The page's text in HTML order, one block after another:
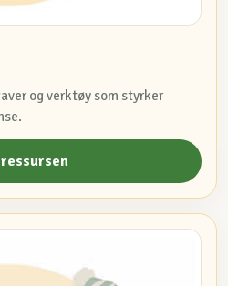
og verktøy som styrker